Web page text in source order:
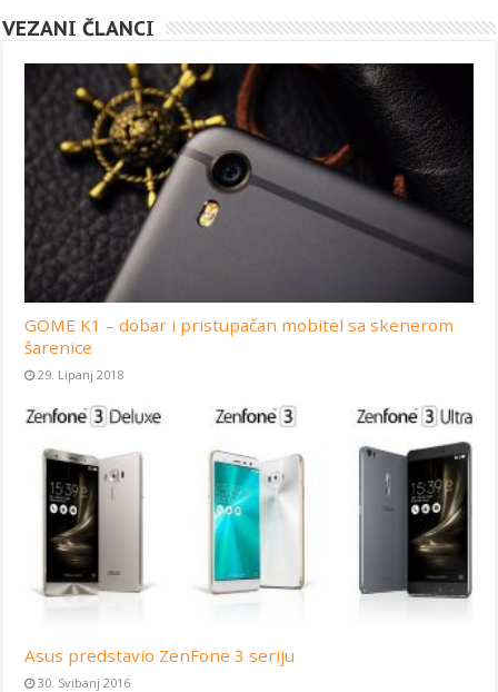
VEZANI ČLANCI
GOME K1 – dobar i pristupačan mobitel sa skenerom
šarenice
29. Lipanj 2018
Asus predstavio ZenFone 3 seriju
30. Svibanj 2016